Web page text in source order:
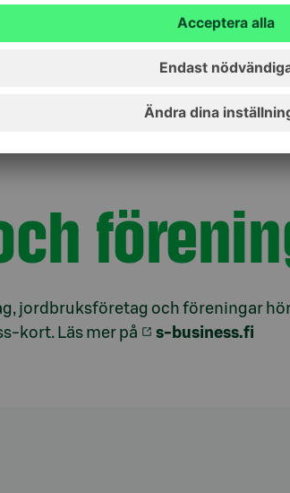
också för företag
jordbruksföretag och föreningar
kort. Läs mer på
s-business.fi